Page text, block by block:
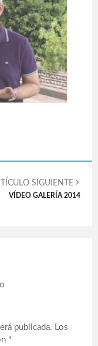
SIGUIENTE
VÍDEO GALERÍA 2014
publicada. Los
*